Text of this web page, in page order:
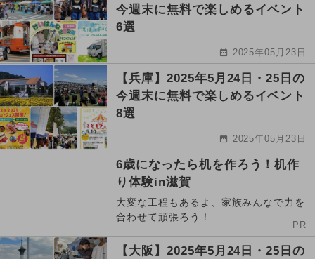
今週末に無料で楽しめるイベント
6選
2025年05月23日
【兵庫】2025年5月24日・25日の
今週末に無料で楽しめるイベント
8選
2025年05月23日
6歳になったら机を作ろう！机作
り体験in滋賀
大変な工程もあるよ、家族みんなで力を
合わせて頑張ろう！
PR
【大阪】2025年5月24日・25日の